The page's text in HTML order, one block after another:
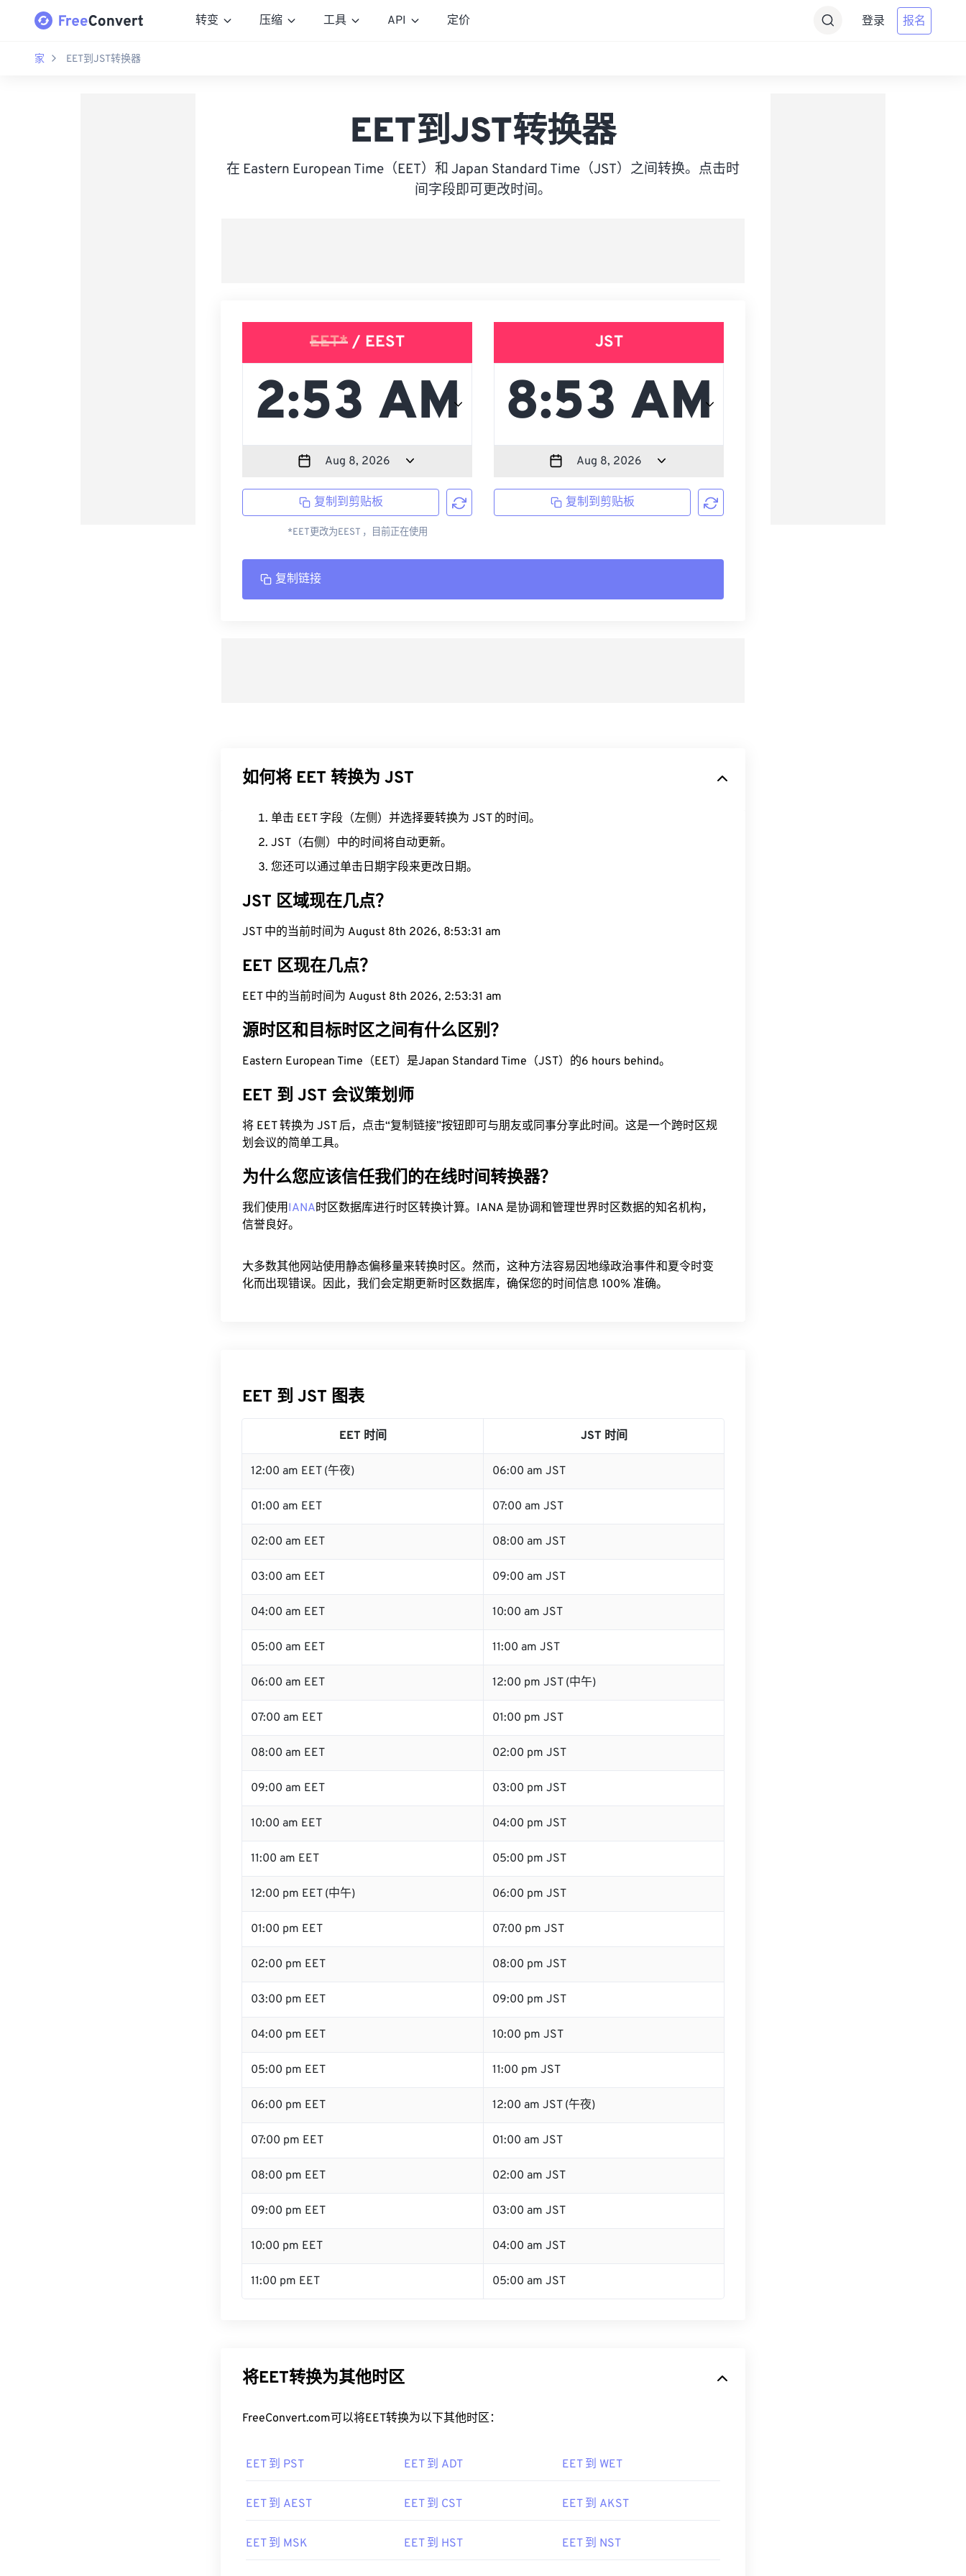
转变 压缩 工具 API 定价 登录 报名
家 EET到JST转换器
EET到JST转换器
在 Eastern European Time（EET）和 Japan Standard Time（JST）之间转换。点击时
间字段即可更改时间。
EET* / EEST
复制到剪贴板
*EET更改为EEST ，目前正在使用
JST
复制到剪贴板
复制链接
如何将 EET 转换为 JST
单击 EET 字段（左侧）并选择要转换为 JST 的时间。
JST（右侧）中的时间将自动更新。
您还可以通过单击日期字段来更改日期。
JST 区域现在几点？
JST 中的当前时间为 August 8th 2026, 8:53:32 am
EET 区现在几点？
EET 中的当前时间为 August 8th 2026, 2:53:32 am
源时区和目标时区之间有什么区别？
Eastern European Time（EET）是Japan Standard Time（JST）的6 hours behind。
EET 到 JST 会议策划师
将 EET 转换为 JST 后，点击“复制链接”按钮即可与朋友或同事分享此时间。这是一个跨时区规
划会议的简单工具。
为什么您应该信任我们的在线时间转换器？
我们使用IANA时区数据库进行时区转换计算。IANA 是协调和管理世界时区数据的知名机构，
信誉良好。
大多数其他网站使用静态偏移量来转换时区。然而，这种方法容易因地缘政治事件和夏令时变
化而出现错误。因此，我们会定期更新时区数据库，确保您的时间信息 100% 准确。
EET 到 JST 图表
EET 时间 JST 时间
12:00 am EET (午夜) 06:00 am JST
01:00 am EET 07:00 am JST
02:00 am EET 08:00 am JST
03:00 am EET 09:00 am JST
04:00 am EET 10:00 am JST
05:00 am EET 11:00 am JST
06:00 am EET 12:00 pm JST (中午)
07:00 am EET 01:00 pm JST
08:00 am EET 02:00 pm JST
09:00 am EET 03:00 pm JST
10:00 am EET 04:00 pm JST
11:00 am EET 05:00 pm JST
12:00 pm EET (中午) 06:00 pm JST
01:00 pm EET 07:00 pm JST
02:00 pm EET 08:00 pm JST
03:00 pm EET 09:00 pm JST
04:00 pm EET 10:00 pm JST
05:00 pm EET 11:00 pm JST
06:00 pm EET 12:00 am JST (午夜)
07:00 pm EET 01:00 am JST
08:00 pm EET 02:00 am JST
09:00 pm EET 03:00 am JST
10:00 pm EET 04:00 am JST
11:00 pm EET 05:00 am JST
将EET转换为其他时区
FreeConvert.com可以将EET转换为以下其他时区：
EET 到 PST EET 到 ADT EET 到 WET
EET 到 AEST EET 到 CST EET 到 AKST
EET 到 MSK EET 到 HST EET 到 NST